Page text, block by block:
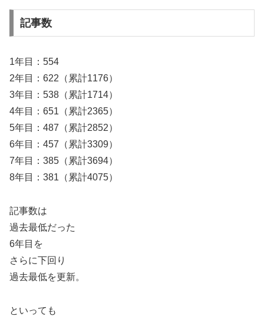
記事数
1年目：554
2年目：622（累計1176）
3年目：538（累計1714）
4年目：651（累計2365）
5年目：487（累計2852）
6年目：457（累計3309）
7年目：385（累計3694）
8年目：381（累計4075）
記事数は
過去最低だった
6年目を
さらに下回り
過去最低を更新。
といっても